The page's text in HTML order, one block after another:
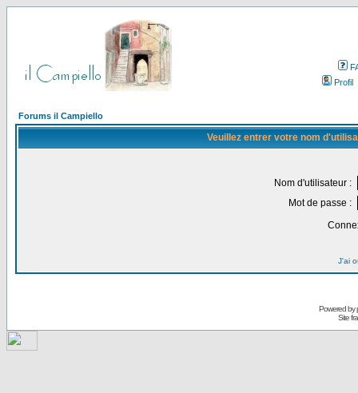
Profil
Forums il Campiello
Veuillez entrer votre nom
Nom d'utilisateur :
Mot de passe :
J'ai
Powered by
Site